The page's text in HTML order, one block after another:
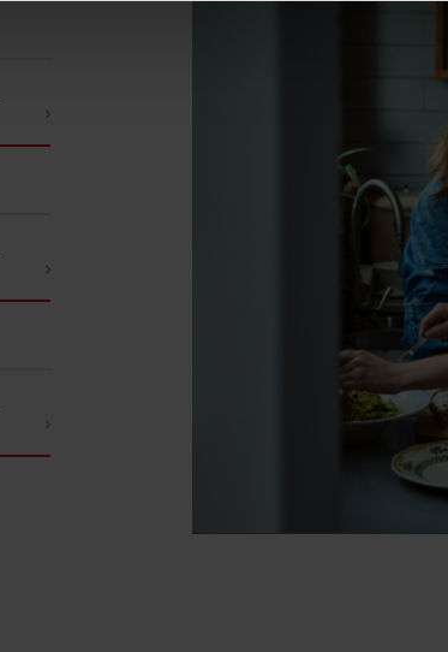
5 niveles de
ventilador
Los olores de la
lo que las campanas
niveles de velocidad
necesitamos la
solo una velocidad
cambiar al máximo